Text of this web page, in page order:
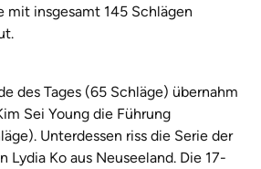
mit insgesamt 145 Schlägen
des Tages (65 Schläge) übernahm
Sei Young die Führung
Unterdessen riss die Serie der
Lydia Ko aus Neuseeland. Die 17-